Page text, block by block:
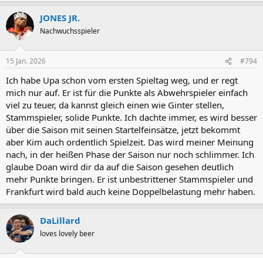
JONES JR.
Nachwuchsspieler
15 Jan. 2026 #794
Ich habe Upa schon vom ersten Spieltag weg, und er regt
mich nur auf. Er ist für die Punkte als Abwehrspieler einfach
viel zu teuer, da kannst gleich einen wie Ginter stellen,
Stammspieler, solide Punkte. Ich dachte immer, es wird besser
über die Saison mit seinen Startelfeinsätze, jetzt bekommt
aber Kim auch ordentlich Spielzeit. Das wird meiner Meinung
nach, in der heißen Phase der Saison nur noch schlimmer. Ich
glaube Doan wird dir da auf die Saison gesehen deutlich
mehr Punkte bringen. Er ist unbestrittener Stammspieler und
Frankfurt wird bald auch keine Doppelbelastung mehr haben.
DaLillard
loves lovely beer